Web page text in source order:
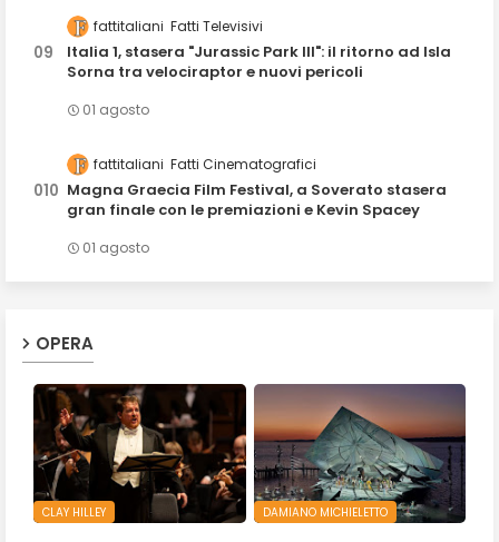
fattitaliani Fatti Televisivi
Italia 1, stasera "Jurassic Park III": il ritorno ad Isla
Sorna tra velociraptor e nuovi pericoli
01 agosto
fattitaliani Fatti Cinematografici
Magna Graecia Film Festival, a Soverato stasera
gran finale con le premiazioni e Kevin Spacey
01 agosto
OPERA
CLAY HILLEY DAMIANO MICHIELETTO